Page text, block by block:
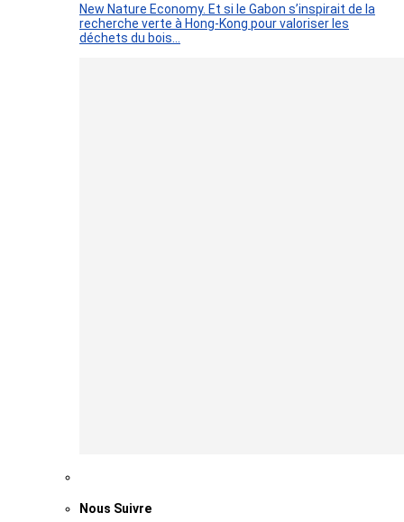
New Nature Economy. Et si le Gabon s’inspirait de la
recherche verte à Hong-Kong pour valoriser les
déchets du bois…
Nous Suivre